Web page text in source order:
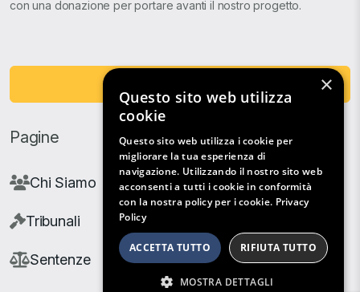
con una donazione per portare avanti il nostro progetto.
Pagine
Chi Siamo
Tribunali
Sentenze
×
Questo sito web utilizza
cookie
Questo sito web utilizza i cookie per
migliorare la tua esperienza di
navigazione. Utilizzando il nostro sito web
acconsenti a tutti i cookie in conformità
con la nostra policy per i cookie. Privacy
Policy
ACCETTA TUTTO RIFIUTA TUTTO
MOSTRA DETTAGLI